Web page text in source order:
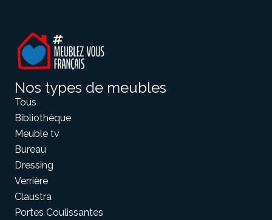
Nos types de meubles
Tous
Bibliothèque
Meuble tv
Bureau
Dressing
Verrière
Claustra
Portes Coulissantes